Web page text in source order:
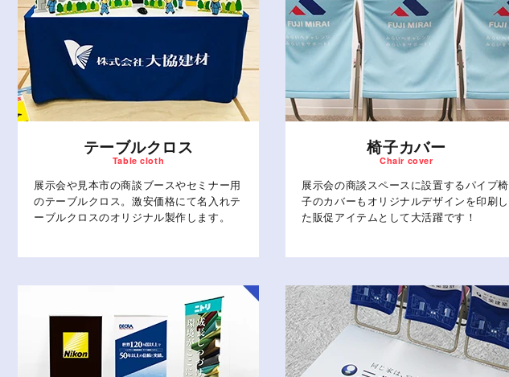
テーブルクロス
展示会や見本市の商談ブースやセミナー用
のテーブルクロス。激安価格にて名入れテ
ーブルクロスのオリジナル製作します。
椅子カバー
展示会の商談スペースに設置するパイプ椅
子のカバーもオリジナルデザインを印刷し
た販促アイテムとして大活躍です！